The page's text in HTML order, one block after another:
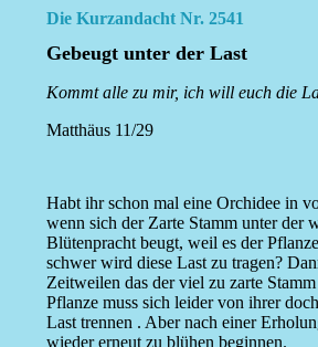
Die Kurzandacht Nr. 2541
Gebeugt unter der Last
Kommt alle zu mir, ich will euch die
Matthäus 11/29
Habt ihr schon mal eine Orchidee in
wenn sich der Zarte Stamm unter der
Blütenpracht beugt, weil es der
schwer wird diese Last zu tragen?
Zeitweilen das der viel zu zarte
Pflanze muss sich leider von ihrer
Last trennen . Aber nach einer
wieder erneut zu blühen beginnen.